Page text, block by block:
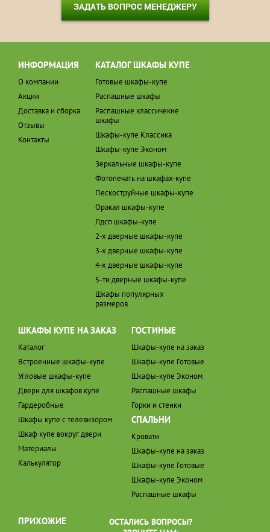
ЗАДАТЬ ВОПРОС МЕНЕДЖЕРУ
ИНФОРМАЦИЯ
О компании
Акции
Доставка и сборка
Отзывы
Контакты
КАТАЛОГ ШКАФЫ КУПЕ
Готовые шкафы-купе
Распашные шкафы
Распашные классичекие
шкафы
Шкафы-купе Классика
Шкафы-купе Эконом
Зеркальные шкафы-купе
Фотопечать на шкафах-купе
Пескоструйные шкафы-купе
Оракал шкафы-купе
Лдсп шкафы-купе
2-х дверные шкафы-купе
3-х дверные шкафы-купе
4-х дверные шкафы-купе
5-ти дверные шкафы-купе
Шкафы популярных
размеров
ШКАФЫ КУПЕ НА ЗАКАЗ
Каталог
Встроенные шкафы-купе
Угловые шкафы-купе
Двери для шкафов купе
Гардеробные
Шкафы купе с телевизором
Шкаф купе вокруг двери
Материалы
Калькулятор
ГОСТИНЫЕ
Шкафы-купе на заказ
Шкафы-купе Готовые
Шкафы-купе Эконом
Распашные шкафы
Горки и стенки
СПАЛЬНИ
Кровати
Шкафы-купе на заказ
Шкафы-купе Готовые
Шкафы-купе Эконом
Распашные шкафы
ПРИХОЖИЕ
ОСТАЛИСЬ ВОПРОСЫ?